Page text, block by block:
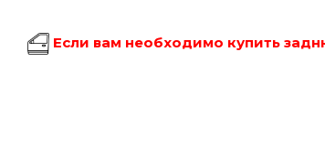
Если вам необходимо купить